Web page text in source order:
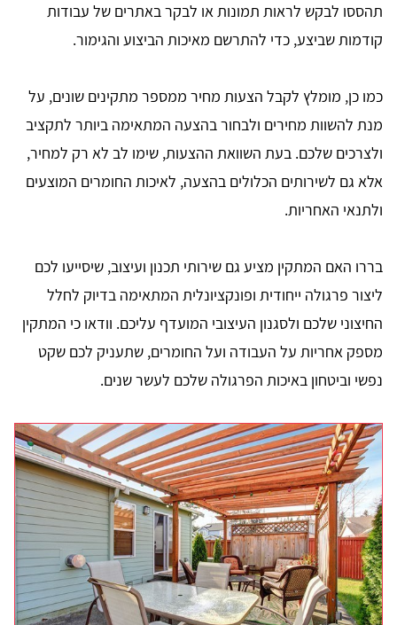
תהססו לבקש לראות תמונות או לבקר באתרים של עבודות
קודמות שביצע, כדי להתרשם מאיכות הביצוע והגימור.
כמו כן, מומלץ לקבל הצעות מחיר ממספר מתקינים שונים, על
מנת להשוות מחירים ולבחור בהצעה המתאימה ביותר לתקציב
ולצרכים שלכם. בעת השוואת ההצעות, שימו לב לא רק למחיר,
אלא גם לשירותים הכלולים בהצעה, לאיכות החומרים המוצעים
ולתנאי האחריות.
בררו האם המתקין מציע גם שירותי תכנון ועיצוב, שיסייעו לכם
ליצור פרגולה ייחודית ופונקציונלית המתאימה בדיוק לחלל
החיצוני שלכם ולסגנון העיצובי המועדף עליכם. וודאו כי המתקין
מספק אחריות על העבודה ועל החומרים, שתעניק לכם שקט
נפשי וביטחון באיכות הפרגולה שלכם לעשר שנים.